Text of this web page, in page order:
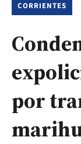
CORRIENTES
por